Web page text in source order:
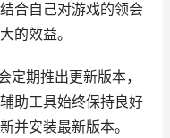
合自己对游戏的领会
的效益。
期推出更新版本，
助工具始终保持良好
并安装最新版本。